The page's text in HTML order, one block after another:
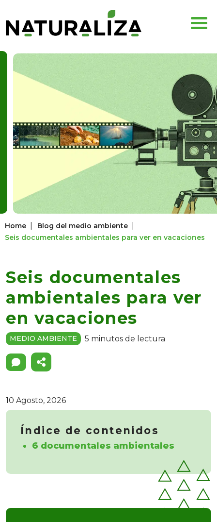
Home Blog del medio ambiente
Seis documentales ambientales para ver en vacaciones
Seis documentales
ambientales para ver
en vacaciones
MEDIO AMBIENTE 5 minutos de lectura
10 Agosto, 2026
Índice de contenidos
6 documentales ambientales